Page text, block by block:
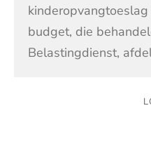
budget, die
Belastingdienst,